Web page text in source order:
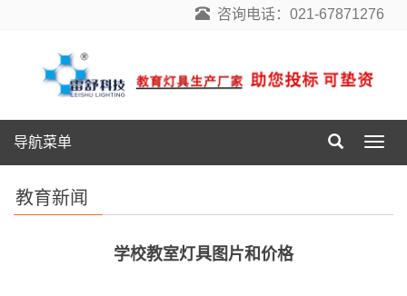
咨询电话：021-67871276
导
航
导航菜单
教育新闻
学校教室灯具图片和价格